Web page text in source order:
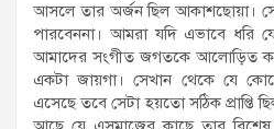
আসলে তার অর্জন ছিল আকাশছোয়া।
পারবেননা। আমরা যদি এভাবে ধরি
আমাদের সংগীত জগতকে আলোড়িত
একটা জায়গা। সেখান থেকে যে
এসেছে তবে সেটা হয়তো সঠিক প্রাপ্তি